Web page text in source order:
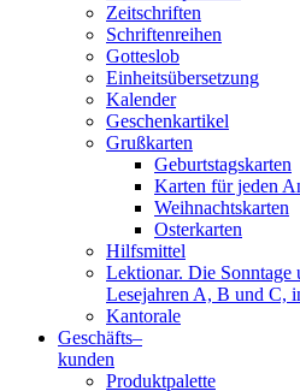
Druckerei
gGmbH
Zeitschriften
Schriftenreihen
Gotteslob
Einheitsübersetzung
Kalender
Geschenkartikel
Grußkarten
Geburtstagskarten
Karten für jeden
Weihnachtskarten
Osterkarten
Hilfsmittel
Lektionar. Die Sonntage
Lesejahren A, B und C,
Kantorale
Geschäfts­–
kunden
Produktpalette